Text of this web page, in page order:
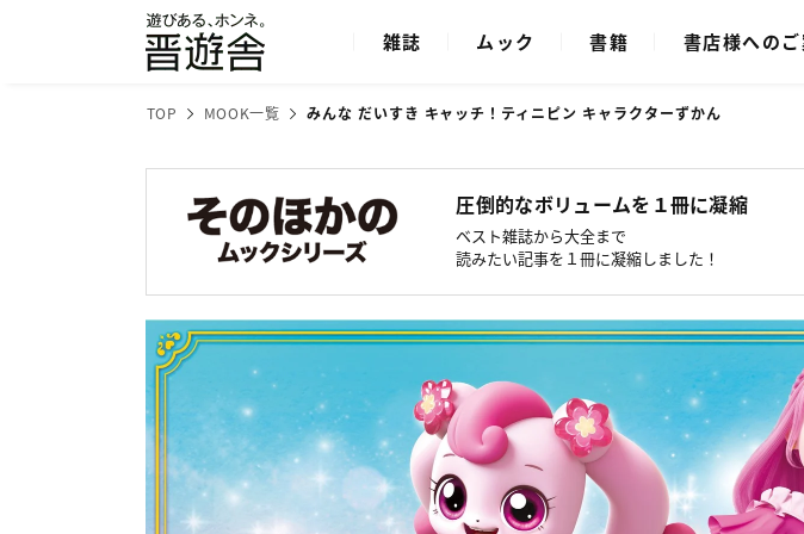
雑誌 ムック 書籍 書店様へのご
TOP MOOK一覧 みんな だいすき キャッチ！ティニピン キャラクターずかん
圧倒的なボリュームを１冊に凝縮
ベスト雑誌から大全まで
読みたい記事を１冊に凝縮しました！